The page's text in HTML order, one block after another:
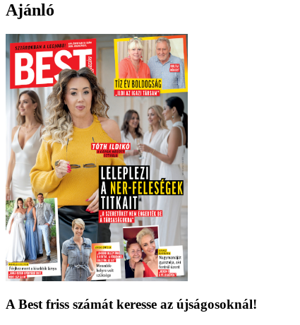
Ajánló
A Best friss számát keresse az újságosoknál!